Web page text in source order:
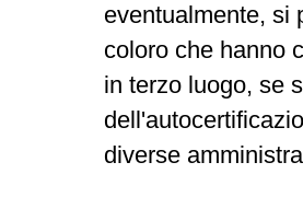
eventualmente, si
coloro che hanno
in terzo luogo, se
diverse